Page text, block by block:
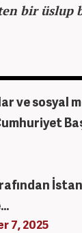
bir üslup
ve sosyal
7, 2025